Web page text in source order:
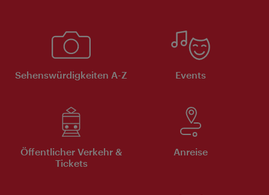
Sehenswürdigkeiten A-Z Events
Öffentlicher Verkehr &
Tickets
Anreise